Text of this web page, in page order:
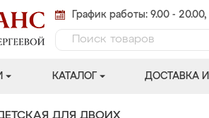
График работы: 9.00 - 20.00,
КАТАЛОГ ДОСТАВКА